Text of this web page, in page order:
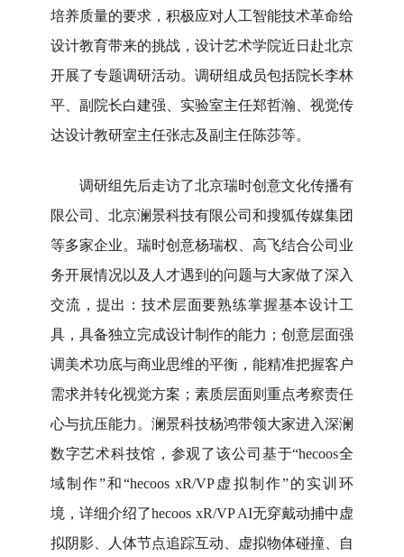
培养质量的要求，积极应对人工智能技术革命给
设计教育带来的挑战，设计艺术学院近日赴北京
开展了专题调研活动。调研组成员包括院长李林
平、副院长白建强、实验室主任郑哲瀚、视觉传
达设计教研室主任张志及副主任陈莎等。
调研组先后走访了北京瑞时创意文化传播有
限公司、北京澜景科技有限公司和搜狐传媒集团
等多家企业。瑞时创意杨瑞权、高飞结合公司业
务开展情况以及人才遇到的问题与大家做了深入
交流，提出：技术层面要熟练掌握基本设计工
具，具备独立完成设计制作的能力；创意层面强
调美术功底与商业思维的平衡，能精准把握客户
需求并转化视觉方案；素质层面则重点考察责任
心与抗压能力。澜景科技杨鸿带领大家进入深澜
数字艺术科技馆，参观了该公司基于“hecoos全
域制作”和“hecoos xR/VP虚拟制作”的实训环
境，详细介绍了hecoos xR/VP AI无穿戴动捕中虚
拟阴影、人体节点追踪互动、虚拟物体碰撞、自